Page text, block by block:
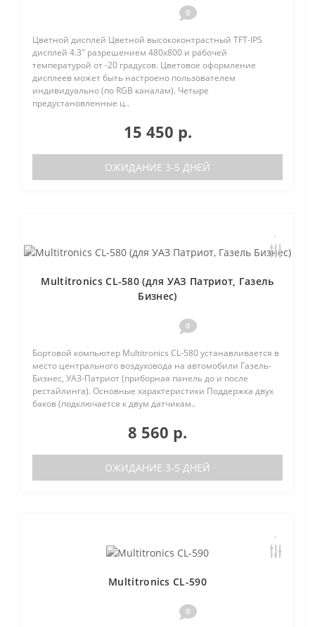
0
Цветной дисплей Цветной высококонтрастный TFT-IPS
дисплей 4.3" разрешением 480х800 и рабочей
температурой от -20 градусов. Цветовое оформление
дисплеев может быть настроено пользователем
индивидуально (по RGB каналам). Четыре
предустановленные ц..
15 450 р.
ОЖИДАНИЕ 3-5 ДНЕЙ
Multitronics CL-580 (для УАЗ Патриот, Газель
Бизнес)
0
Бортовой компьютер Multitronics CL-580 устанавливается в
место центрального воздуховода на автомобили Газель-
Бизнес, УАЗ-Патриот (приборная панель до и после
рестайлинга). Основные характеристики Поддержка двух
баков (подключается к двум датчикам..
8 560 р.
ОЖИДАНИЕ 3-5 ДНЕЙ
Multitronics CL-590
0